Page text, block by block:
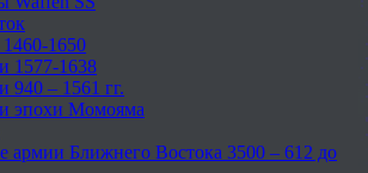
1650
1577-1638
940 – 1561 гг.
эпохи Момояма
армии Ближнего Востока 3500 – 612 до